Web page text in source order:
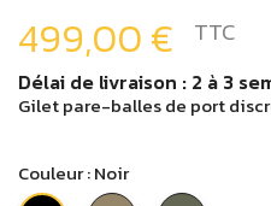
499,00 € TTC
Délai de livraison : 2 à 3
Gilet pare-balles de port
Couleur : Noir